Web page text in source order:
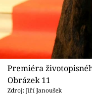
Premiéra
Obrázek 11
Zdroj: Jiří Janoušek